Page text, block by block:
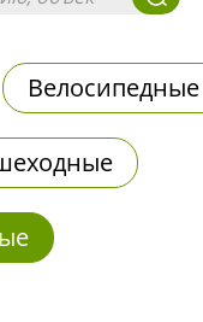
Велосипедные